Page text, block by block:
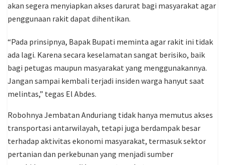
akan segera menyiapkan akses darurat bagi masyarakat agar
penggunaan rakit dapat dihentikan.
“Pada prinsipnya, Bapak Bupati meminta agar rakit ini tidak
ada lagi. Karena secara keselamatan sangat berisiko, baik
bagi petugas maupun masyarakat yang menggunakannya.
Jangan sampai kembali terjadi insiden warga hanyut saat
melintas,” tegas El Abdes.
Robohnya Jembatan Anduriang tidak hanya memutus akses
transportasi antarwilayah, tetapi juga berdampak besar
terhadap aktivitas ekonomi masyarakat, termasuk sektor
pertanian dan perkebunan yang menjadi sumber